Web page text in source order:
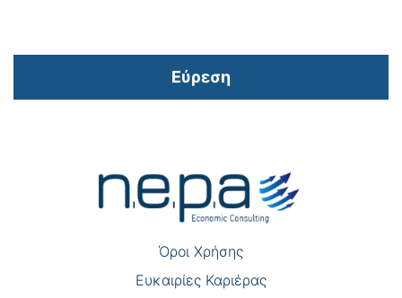
Εύρεση
Όροι Χρήσης
Eυκαιρίες Καριέρας